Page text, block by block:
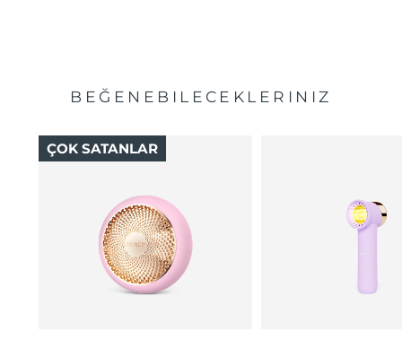
BEĞENEBILECEKLERINIZ
ÇOK SATANLAR